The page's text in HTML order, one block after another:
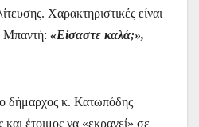
Χαρακτηριστικές είναι
Μπαντή: «Είσαστε καλά;»,
δήμαρχος κ. Κατωπόδης
έτοιμος να «εκραγεί» σε